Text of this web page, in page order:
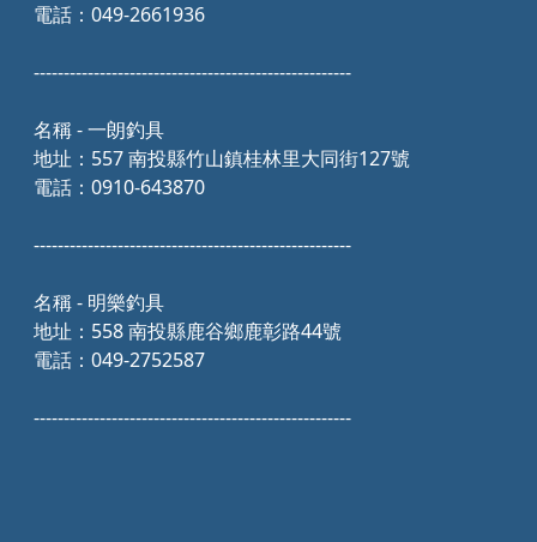
電話：049-2661936
-----------------------------------------------------
名稱 - 一朗釣具
地址：557 南投縣竹山鎮桂林里大同街127號
電話：0910-643870
-----------------------------------------------------
名稱 - 明樂釣具
地址：558 南投縣鹿谷鄉鹿彰路44號
電話：049-2752587
-----------------------------------------------------